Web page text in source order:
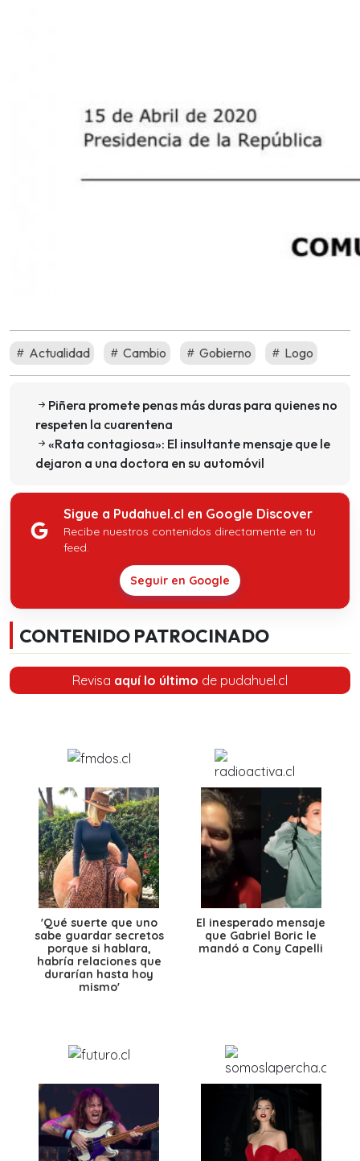
Actualidad Cambio Gobierno Logo
Piñera promete penas más duras para quienes no
respeten la cuarentena
«Rata contagiosa»: El insultante mensaje que le
dejaron a una doctora en su automóvil
Sigue a Pudahuel.cl en Google Discover
Recibe nuestros contenidos directamente en tu
feed.
Seguir en Google
CONTENIDO PATROCINADO
Revisa aquí lo último de pudahuel.cl
'Qué suerte que uno
sabe guardar secretos
porque si hablara,
habría relaciones que
durarían hasta hoy
mismo'
El inesperado mensaje
que Gabriel Boric le
mandó a Cony Capelli